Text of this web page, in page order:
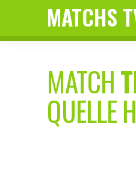
MATCHS
MATCH
QUELLE